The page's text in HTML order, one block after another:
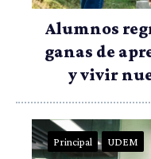
Alumnos
ganas de
y vivir
Principal UDEM